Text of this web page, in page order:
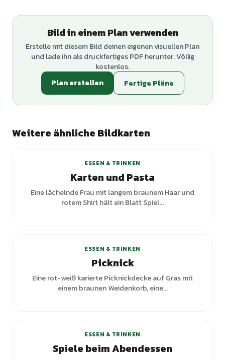
Bild in einem Plan verwenden
Erstelle mit diesem Bild deinen eigenen visuellen Plan
und lade ihn als druckfertiges PDF herunter. Völlig
kostenlos.
Plan erstellen
Fertige Pläne
Weitere ähnliche Bildkarten
ESSEN & TRINKEN
Karten und Pasta
Eine lächelnde Frau mit langem braunem Haar und
rotem Shirt hält ein Blatt Spiel...
ESSEN & TRINKEN
Picknick
Eine rot-weiß karierte Picknickdecke auf Gras mit
einem braunen Weidenkorb, eine...
ESSEN & TRINKEN
Spiele beim Abendessen